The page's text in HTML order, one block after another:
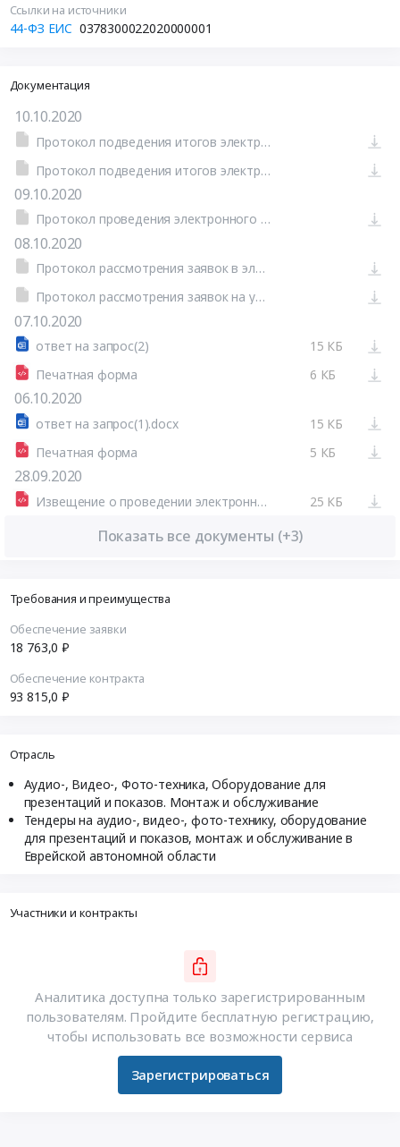
Ссылки на источники
44-ФЗ ЕИС 0378300022020000001
Документация
10.10.2020
Протокол подведения итогов электронного аукциона от 09.10.2020 №0378300022020000001-3 (Печатная форма)
Протокол подведения итогов электронного аукциона
09.10.2020
Протокол проведения электронного аукциона от 08.10.2020 №0378300022020000001-2 (Печатная форма)
08.10.2020
Протокол рассмотрения заявок в электронном аукционе
Протокол рассмотрения заявок на участие в электронном аукционе от 07.10.2020 №0378300022020000001-1 (Печатная форма)
07.10.2020
ответ на запрос(2)
15 КБ
Печатная форма
6 КБ
06.10.2020
ответ на запрос(1).docx
15 КБ
Печатная форма
5 КБ
28.09.2020
Извещение о проведении электронного аукциона от 28.09.2020 №0378300022020000001 25 КБ
Показать все документы (+3)
Требования и преимущества
Обеспечение заявки
18 763,0 ₽
Обеспечение контракта
93 815,0 ₽
Отрасль
Аудио-, Видео-, Фото-техника, Оборудование для
презентаций и показов. Монтаж и обслуживание
Тендеры на аудио-, видео-, фото-технику, оборудование
для презентаций и показов, монтаж и обслуживание в
Еврейской автономной области
Участники и контракты
Аналитика доступна только зарегистрированным
пользователям. Пройдите бесплатную регистрацию,
чтобы использовать все возможности сервиса
Зарегистрироваться